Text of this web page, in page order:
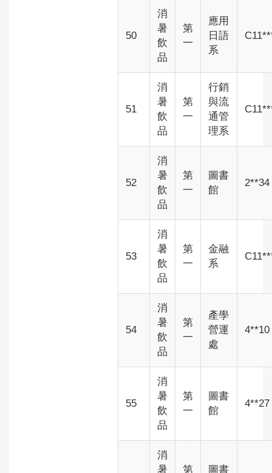
50
消
暑
飲
品
第
一
應用
日語
系
51
消
暑
飲
品
第
一
行銷
與流
通管
理系
52
消
暑
飲
品
第
一
圖書
館
2**34
53
消
暑
飲
品
第
一
金融
系
54
消
暑
飲
品
第
一
產學
營運
處
4**10
55
消
暑
飲
品
第
一
圖書
館
4**27
消
暑
第
圖書